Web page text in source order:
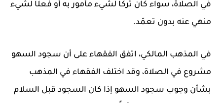
في الصلاة، سواء كان تركًا لشيء مأمور به أو فعلًا لشيء
منهي عنه بدون تعمّد.
في المذهب المالكي، اتفق الفقهاء على أن سجود السهو
مشروع في الصلاة، وقد اختلف الفقهاء في المذهب
بشأن وجوب سجود السهو إذا كان السجود قبل السلام